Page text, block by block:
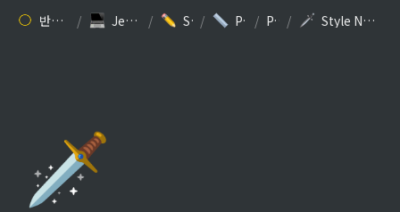
반갑습니다. 김찬규입니다. / Jesse Kim’s 개발 블로그 / Study: ML/DL/ Paper Review / Papers / Style Normalization and Restitution for Generalizable Person Re-identification
🗡️